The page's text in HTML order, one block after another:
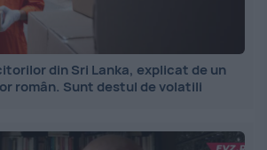
din Sri Lanka, explicat de un
român. Sunt destul de volatili